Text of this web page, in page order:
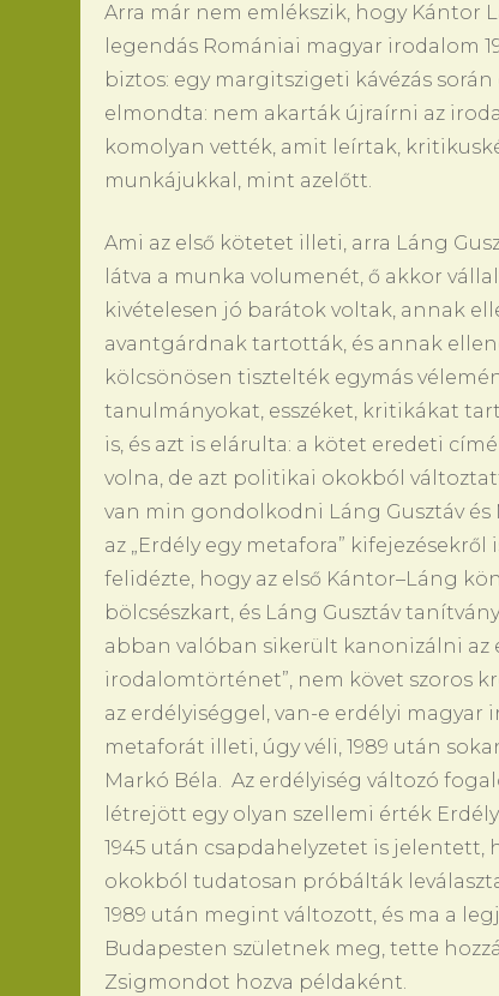
Arra már nem emlékszik, hogy Kántor
legendás Romániai magyar irodalom
biztos: egy margitszigeti kávézás
elmondta: nem akarták újraírni az
komolyan vették, amit leírtak,
munkájukkal, mint azelőtt.
Ami az első kötetet illeti, arra Láng
látva a munka volumenét, ő akkor
kivételesen jó barátok voltak, annak
avantgárdnak tartották, és annak
kölcsönösen tisztelték egymás
tanulmányokat, esszéket, kritikákat
is, és azt is elárulta: a kötet eredeti
volna, de azt politikai okokból
van min gondolkodni Láng Gusztáv és
az „Erdély egy metafora”
felidézte, hogy az első Kántor–Láng
bölcsészkart, és Láng Gusztáv
abban valóban sikerült kanonizálni az
irodalomtörténet”, nem követ szoros
az erdélyiséggel, van-e erdélyi magyar
metaforát illeti, úgy véli, 1989 után
Markó Béla. Az erdélyiség változó
létrejött egy olyan szellemi érték
1945 után csapdahelyzetet is
okokból tudatosan próbálták
1989 után megint változott, és ma a
Budapesten születnek meg, tette
Zsigmondot hozva példaként.